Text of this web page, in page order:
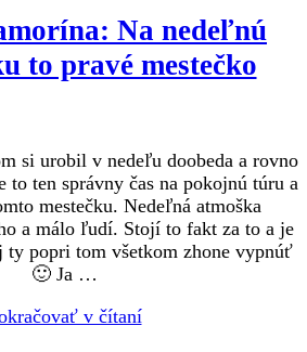
Na nedeľnú
to pravé mestečko
si urobil v nedeľu doobeda a rovno
to ten správny čas na pokojnú túru a
mestečku. Nedeľná atmoška
a málo ľudí. Stojí to fakt za to a je
ty popri tom všetkom zhone vypnúť
🙂 Ja …
v čítaní